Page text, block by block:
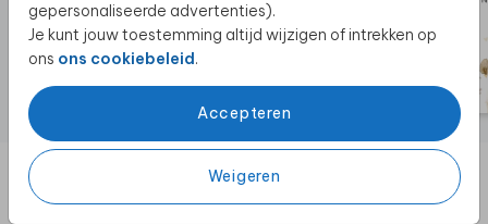
gepersonaliseerde advertenties).
Je kunt jouw toestemming altijd wijzigen of intrekken op
ons ons cookiebeleid.
Accepteren
Weigeren